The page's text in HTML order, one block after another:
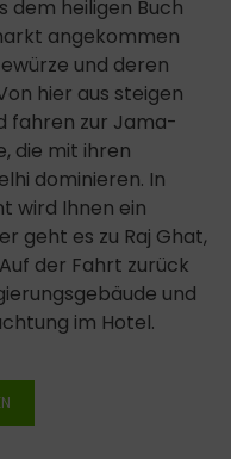
dem heiligen Buch
angekommen
und deren
hier aus steigen
fahren zur Jama-
die mit ihren
dominieren. In
wird Ihnen ein
geht es zu Raj Ghat,
der Fahrt zurück
und
im Hotel.